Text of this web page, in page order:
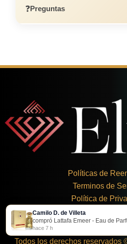
❓Preguntas
Políticas de
Terminos de
Política de
+57 324 248
Todos los derechos reservados
Camilo D. de Villeta
compró Lattafa Emeer - Eau de
hace 7 h